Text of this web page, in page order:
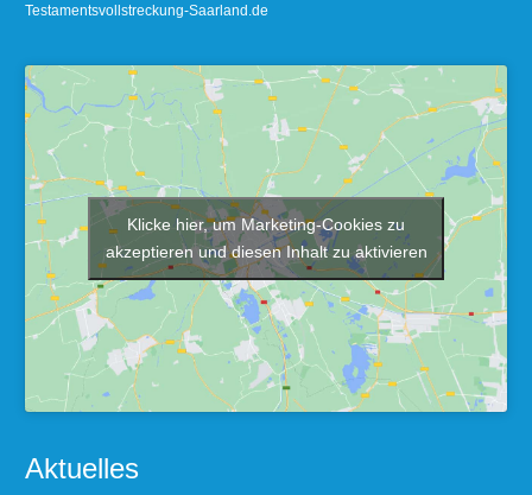
Testamentsvollstreckung-Saarland.de
Klicke hier, um Marketing-Cookies zu
akzeptieren und diesen Inhalt zu aktivieren
Aktuelles